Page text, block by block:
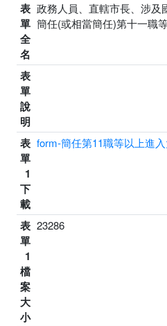
表
單
全
名
政務人員、直轄市長、涉及
簡任(或相當簡任)第十一職
表
單
說
明
表
單
1
下
載
form-簡任第11職等以上進
表
單
1
檔
案
大
小
23286